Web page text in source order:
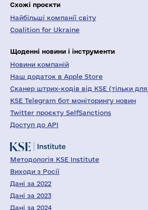
Схожі проєкти
Найбільші компанії світу
Coalition for Ukraine
Щоденні новини і інструменти
Новини компаній
Наш додаток в Apple Store
Сканер штрих-кодів від KSE (тільки
KSE Telegram бот моніторингу новин
Twitter проєкту SelfSanctions
Доступ до API
Методологія KSE Institute
Виходи з Росії
Дані за 2022
Дані за 2023
Дані за 2024